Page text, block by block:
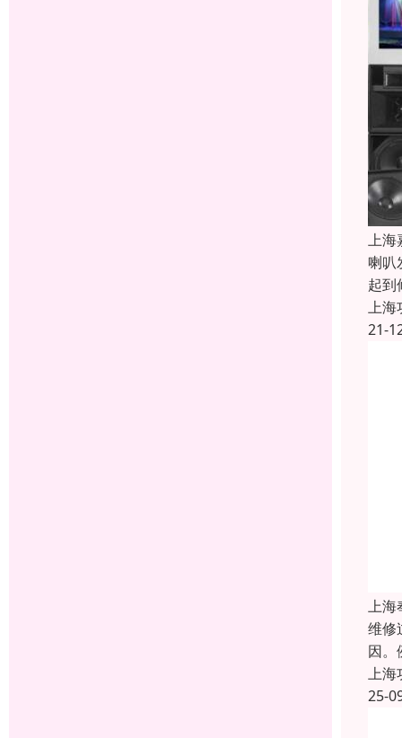
上海
喇叭
起到
上海
21-
上海
维修
因。
上海
25-